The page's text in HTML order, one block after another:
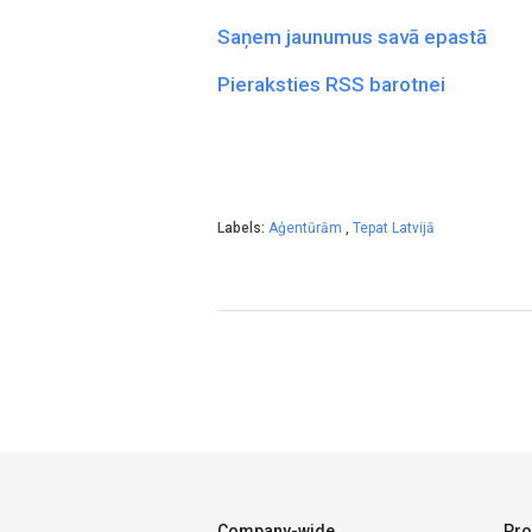
Saņem jaunumus savā epastā
Pieraksties RSS barotnei
Labels: Aģentūrām Tepat Latvijā